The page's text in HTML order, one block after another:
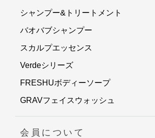
シャンプー&トリートメント
バオバブシャンプー
スカルプエッセンス
Verdeシリーズ
FRESHUボディーソープ
GRAVフェイスウォッシュ
会員について